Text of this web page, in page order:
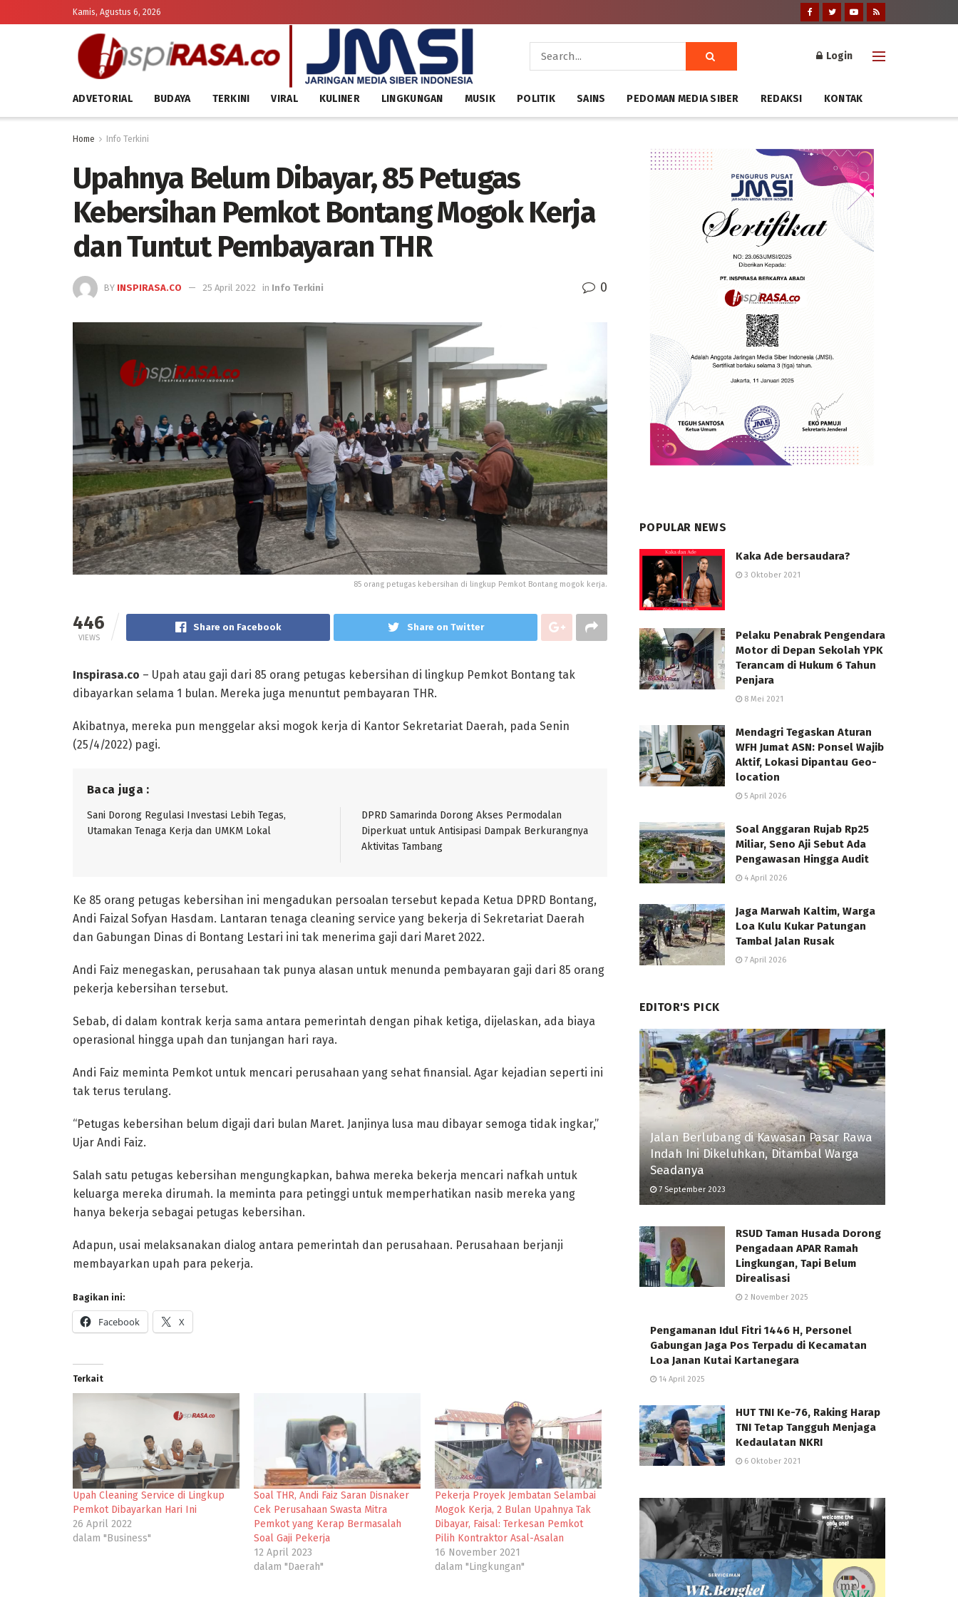
Kamis, Agustus 6, 2026
Login
ADVETORIAL BUDAYA TERKINI VIRAL KULINER LINGKUNGAN MUSIK POLITIK SAINS PEDOMAN MEDIA SIBER REDAKSI KONTAK
Home Info Terkini
Upahnya Belum Dibayar, 85 Petugas
Kebersihan Pemkot Bontang Mogok Kerja
dan Tuntut Pembayaran THR
BY INSPIRASA.CO 25 April 2022 in Info Terkini 0
85 orang petugas kebersihan di lingkup Pemkot Bontang mogok kerja.
446
VIEWS
Share on Facebook Share on Twitter
Inspirasa.co – Upah atau gaji dari 85 orang petugas kebersihan di lingkup Pemkot Bontang tak
dibayarkan selama 1 bulan. Mereka juga menuntut pembayaran THR.
Akibatnya, mereka pun menggelar aksi mogok kerja di Kantor Sekretariat Daerah, pada Senin
(25/4/2022) pagi.
Baca juga :
Sani Dorong Regulasi Investasi Lebih Tegas,
Utamakan Tenaga Kerja dan UMKM Lokal
DPRD Samarinda Dorong Akses Permodalan
Diperkuat untuk Antisipasi Dampak Berkurangnya
Aktivitas Tambang
Ke 85 orang petugas kebersihan ini mengadukan persoalan tersebut kepada Ketua DPRD Bontang,
Andi Faizal Sofyan Hasdam. Lantaran tenaga cleaning service yang bekerja di Sekretariat Daerah
dan Gabungan Dinas di Bontang Lestari ini tak menerima gaji dari Maret 2022.
Andi Faiz menegaskan, perusahaan tak punya alasan untuk menunda pembayaran gaji dari 85 orang
pekerja kebersihan tersebut.
Sebab, di dalam kontrak kerja sama antara pemerintah dengan pihak ketiga, dijelaskan, ada biaya
operasional hingga upah dan tunjangan hari raya.
Andi Faiz meminta Pemkot untuk mencari perusahaan yang sehat finansial. Agar kejadian seperti ini
tak terus terulang.
“Petugas kebersihan belum digaji dari bulan Maret. Janjinya lusa mau dibayar semoga tidak ingkar,”
Ujar Andi Faiz.
Salah satu petugas kebersihan mengungkapkan, bahwa mereka bekerja mencari nafkah untuk
keluarga mereka dirumah. Ia meminta para petinggi untuk memperhatikan nasib mereka yang
hanya bekerja sebagai petugas kebersihan.
Adapun, usai melaksanakan dialog antara pemerintah dan perusahaan. Perusahaan berjanji
membayarkan upah para pekerja.
Bagikan ini:
Facebook X
Terkait
Upah Cleaning Service di Lingkup
Pemkot Dibayarkan Hari Ini
26 April 2022
dalam "Business"
Soal THR, Andi Faiz Saran Disnaker
Cek Perusahaan Swasta Mitra
Pemkot yang Kerap Bermasalah
Soal Gaji Pekerja
12 April 2023
dalam "Daerah"
Pekerja Proyek Jembatan Selambai
Mogok Kerja, 2 Bulan Upahnya Tak
Dibayar, Faisal: Terkesan Pemkot
Pilih Kontraktor Asal-Asalan
16 November 2021
dalam "Lingkungan"
POPULAR NEWS
Kaka Ade bersaudara?
3 Oktober 2021
Pelaku Penabrak Pengendara
Motor di Depan Sekolah YPK
Terancam di Hukum 6 Tahun
Penjara
8 Mei 2021
Mendagri Tegaskan Aturan
WFH Jumat ASN: Ponsel Wajib
Aktif, Lokasi Dipantau Geo-
location
5 April 2026
Soal Anggaran Rujab Rp25
Miliar, Seno Aji Sebut Ada
Pengawasan Hingga Audit
4 April 2026
Jaga Marwah Kaltim, Warga
Loa Kulu Kukar Patungan
Tambal Jalan Rusak
7 April 2026
EDITOR'S PICK
Jalan Berlubang di Kawasan Pasar Rawa
Indah Ini Dikeluhkan, Ditambal Warga
Seadanya
7 September 2023
RSUD Taman Husada Dorong
Pengadaan APAR Ramah
Lingkungan, Tapi Belum
Direalisasi
2 November 2025
Pengamanan Idul Fitri 1446 H, Personel
Gabungan Jaga Pos Terpadu di Kecamatan
Loa Janan Kutai Kartanegara
14 April 2025
HUT TNI Ke-76, Raking Harap
TNI Tetap Tangguh Menjaga
Kedaulatan NKRI
6 Oktober 2021